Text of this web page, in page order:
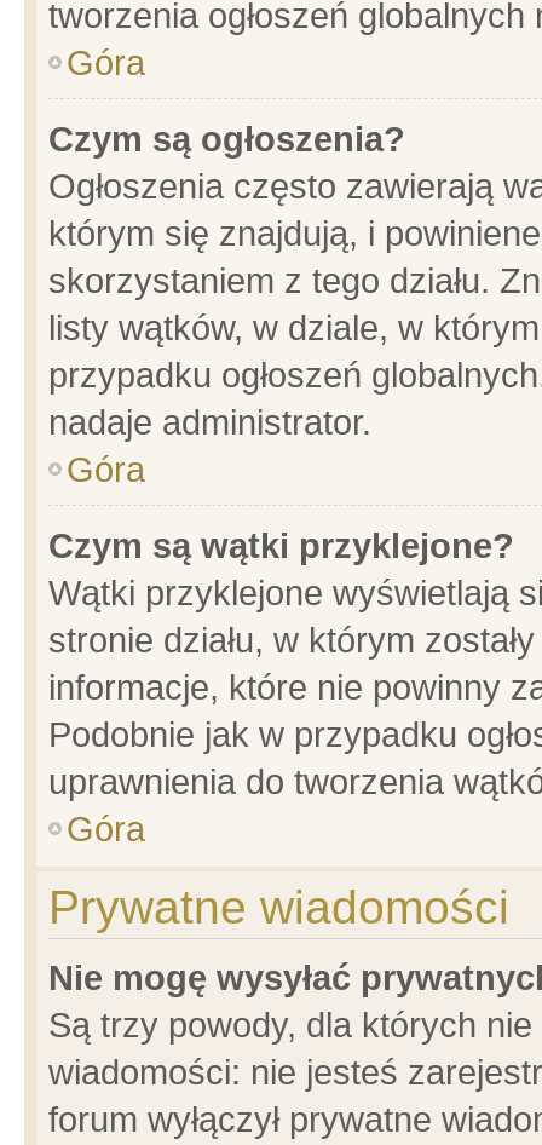
tworzenia ogłoszeń
Góra
Czym są ogłoszenia?
Ogłoszenia często zawierają
którym się znajdują, i
skorzystaniem z tego działu.
listy wątków, w dziale, w
przypadku ogłoszeń
nadaje administrator.
Góra
Czym są wątki przyklejone?
Wątki przyklejone wyświetlają
stronie działu, w którym
informacje, które nie powinny
Podobnie jak w przypadku
uprawnienia do tworzenia
Góra
Prywatne wiadomości
Nie mogę wysyłać
Są trzy powody, dla których
wiadomości: nie jesteś
forum wyłączył prywatne